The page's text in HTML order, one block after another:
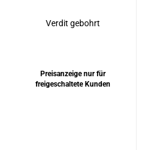
Verdit gebohrt
Preisanzeige nur für
freigeschaltete Kunden